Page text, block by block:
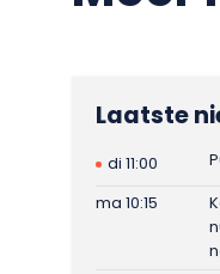
Laatste
di 11:00
ma 10:15